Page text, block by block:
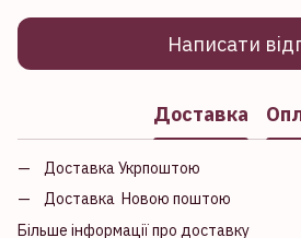
Написати
Доставка
Доставка Укрпоштою
Доставка Новою поштою
Більше інформації про доставку